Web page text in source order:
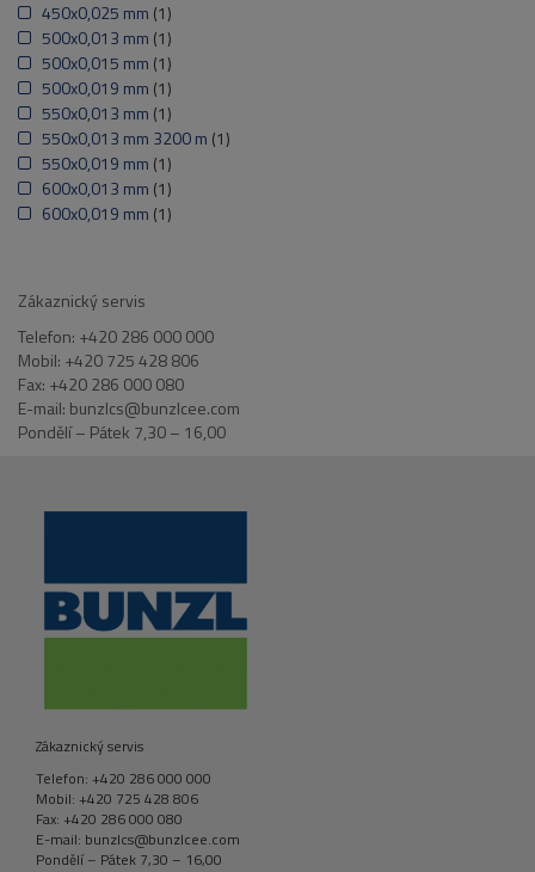
450x0,025 mm (1)
500x0,013 mm (1)
500x0,015 mm (1)
500x0,019 mm (1)
550x0,013 mm (1)
550x0,013 mm 3200 m (1)
550x0,019 mm (1)
600x0,013 mm (1)
600x0,019 mm (1)
Zákaznický servis
Telefon: +420 286 000 000
Mobil: +420 725 428 806
Fax: +420 286 000 080
E-mail: bunzlcs@bunzlcee.com
Pondělí – Pátek 7,30 – 16,00
Zákaznický servis
Telefon: +420 286 000 000
Mobil: +420 725 428 806
Fax: +420 286 000 080
E-mail: bunzlcs@bunzlcee.com
Pondělí – Pátek 7,30 – 16,00